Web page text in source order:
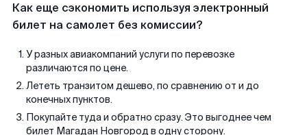
Как еще сэкономить используя электронный
билет на самолет без комиссии?
У разных авиакомпаний услуги по перевозке
различаются по цене.
Лететь транзитом дешево, по сравнению от и до
конечных пунктов.
Покупайте туда и обратно сразу. Это выгоднее чем
билет Магадан Новгород в одну сторону.